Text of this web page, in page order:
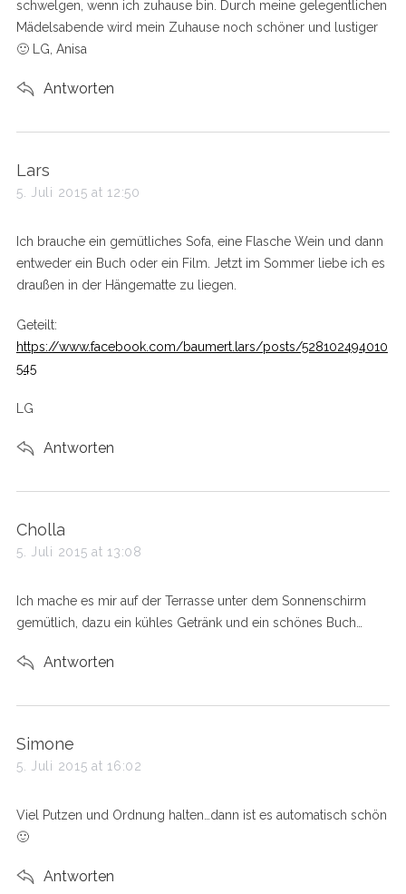
schwelgen, wenn ich zuhause bin. Durch meine gelegentlichen
Mädelsabende wird mein Zuhause noch schöner und lustiger
🙂 LG, Anisa
Antworten
s
a
s
Lars
5. Juli 2015 at 12:50
Ich brauche ein gemütliches Sofa, eine Flasche Wein und dann
entweder ein Buch oder ein Film. Jetzt im Sommer liebe ich es
draußen in der Hängematte zu liegen.
Geteilt:
https://www.facebook.com/baumert.lars/posts/528102494010
545
LG
Antworten
s
a
s
Cholla
5. Juli 2015 at 13:08
Ich mache es mir auf der Terrasse unter dem Sonnenschirm
gemütlich, dazu ein kühles Getränk und ein schönes Buch…
Antworten
s
a
s
:
Simone
5. Juli 2015 at 16:02
Viel Putzen und Ordnung halten…dann ist es automatisch schön
🙂
Antworten